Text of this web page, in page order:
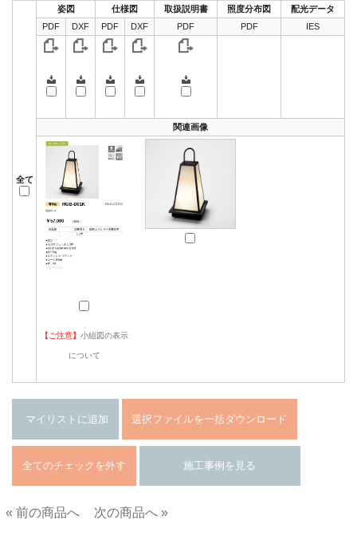
全て
姿図 仕様図 取扱説明書 照度分布図
配光データ
PDF
DXF PDF DXF PDF PDF IES
関連画像
【ご注意】 小組図の表示
について
« 前の商品へ
次の商品へ »